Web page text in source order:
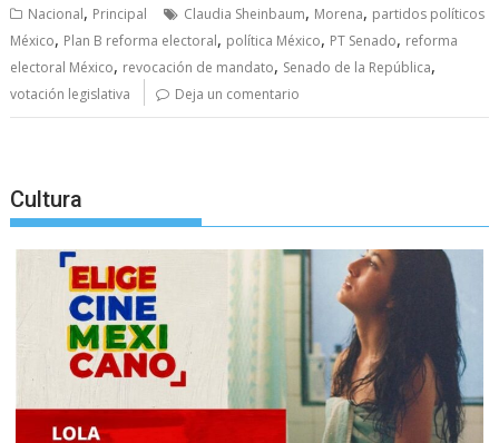
Nacional, Principal Claudia Sheinbaum, Morena, partidos políticos
México, Plan B reforma electoral, política México, PT Senado, reforma
electoral México, revocación de mandato, Senado de la República,
votación legislativa Deja un comentario
Cultura